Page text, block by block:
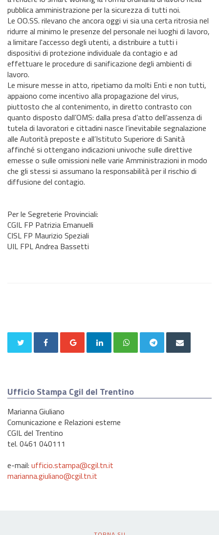
pubblica amministrazione per la sicurezza di tutti noi.
Le OO.SS. rilevano che ancora oggi vi sia una certa ritrosia nel
ridurre al minimo le presenze del personale nei luoghi di lavoro,
a limitare l'accesso degli utenti, a distribuire a tutti i
dispositivi di protezione individuale da contagio e ad
effettuare le procedure di sanificazione degli ambienti di
lavoro.
Le misure messe in atto, ripetiamo da molti Enti e non tutti,
appaiono come incentivo alla propagazione del virus,
piuttosto che al contenimento, in diretto contrasto con
quanto disposto dall’OMS: dalla presa d’atto dell’assenza di
tutela di lavoratori e cittadini nasce l’inevitabile segnalazione
alle Autorità preposte e all’Istituto Superiore di Sanità
affinché si ottengano indicazioni univoche sulle direttive
emesse o sulle omissioni nelle varie Amministrazioni in modo
che gli stessi si assumano la responsabilità per il rischio di
diffusione del contagio.
Per le Segreterie Provinciali:
CGIL FP Patrizia Emanuelli
CISL FP Maurizio Speziali
UIL FPL Andrea Bassetti
Ufficio Stampa Cgil del Trentino
Marianna Giuliano
Comunicazione e Relazioni esterne
CGIL del Trentino
tel. 0461 040111
e-mail: ufficio.stampa@cgil.tn.it
marianna.giuliano@cgil.tn.it